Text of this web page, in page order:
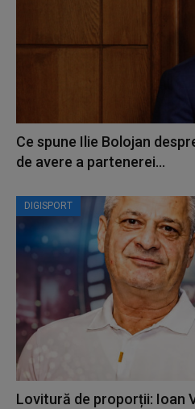
Ce spune Ilie Bolojan
de avere a partenerei...
DIGISPORT
Lovitură de proporții: Ioan